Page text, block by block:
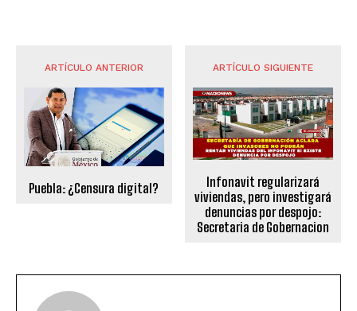
ARTÍCULO ANTERIOR
Puebla: ¿Censura digital?
ARTÍCULO SIGUIENTE
Infonavit regularizará
viviendas, pero investigará
denuncias por despojo:
Secretaria de Gobernacion